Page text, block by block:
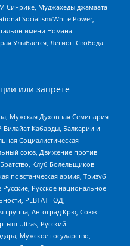
Синрике, Муджахеды джамаата
Socialism/White Power,
имени Номана
Улыбается, Легион Свобода
или запрете
Мужская Духовная Семинария
Кабарды, Балкарии и
Социалистическая
союз, Движение против
Клуб Болельщиков
повстанческая армия, Тризуб
Русское национальное
РЕВТАТПОД,
группа, Автоград Крю, Союз
Ultras, Русский
Мужское государство,